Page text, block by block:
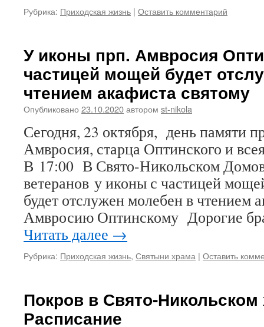
Рубрика: Приходская жизнь | Оставить комментарий
У иконы прп. Амвросия
частицей мощей будет
чтением акафиста святому
Опубликовано 23.10.2020автором st-nikola
Сегодня, 23 октября, день памяти
Амвросия, старца Оптинского и
В 17:00 В Свято-Никольском
ветеранов у иконы с частицей
будет отслужен молебен в чтением
Амвросию Оптинскому Дорогие
Читать далее →
Рубрика: Приходская жизнь, Святыни храма | Оставить
Покров в Свято-
Расписание